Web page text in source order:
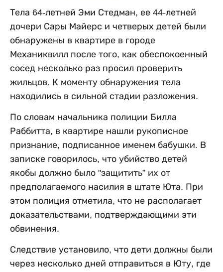
Тела 64-летней Эми Стедман, ее 44-летней
дочери Сары Майерс и четверых детей были
обнаружены в квартире в городе
Механиквилл после того, как обеспокоенный
сосед несколько раз просил проверить
жильцов. К моменту обнаружения тела
находились в сильной стадии разложения.
По словам начальника полиции Билла
Раббитта, в квартире нашли рукописное
признание, подписанное именем бабушки. В
записке говорилось, что убийство детей
якобы должно было "защитить” их от
предполагаемого насилия в штате Юта. При
этом полиция отметила, что не располагает
доказательствами, подтверждающими эти
обвинения.
Следствие установило, что дети должны были
через несколько дней отправиться в Юту, где